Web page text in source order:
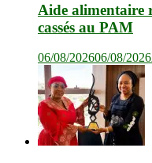
Aide alimentaire
cassés au PAM
06/08/202606/08/2026